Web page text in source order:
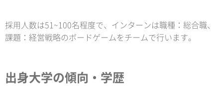
採用人数は51~100名程度で、インターンは職種：総合職、
課題：経営戦略のボードゲームをチームで行います。
出身大学の傾向・学歴